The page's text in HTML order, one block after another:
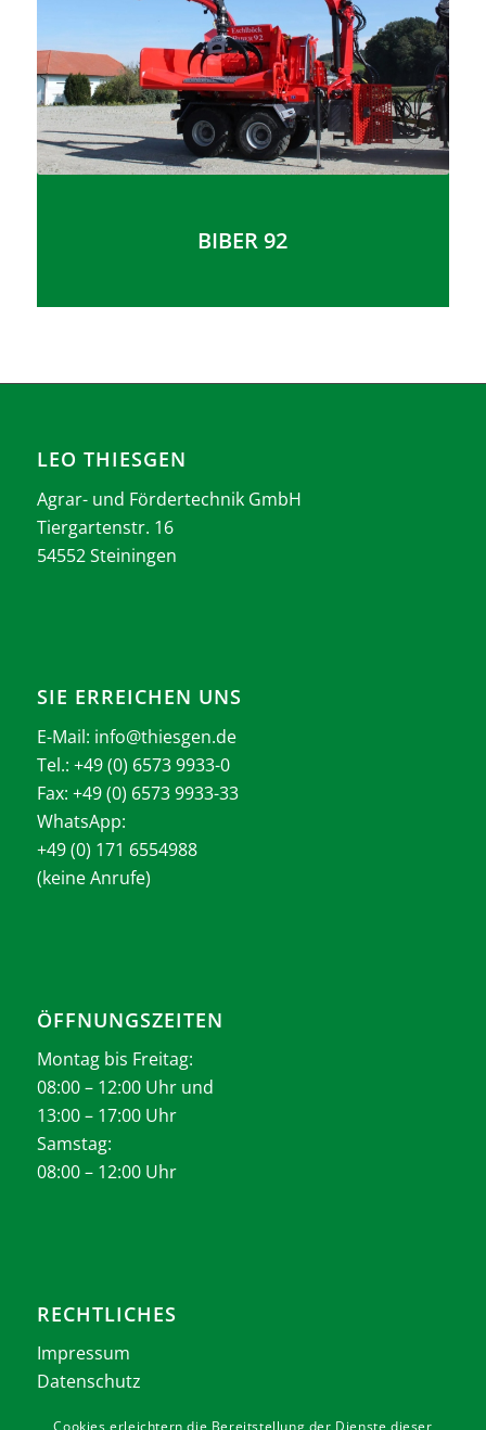
BIBER 92
LEO THIESGEN
Agrar- und Fördertechnik GmbH
Tiergartenstr. 16
54552 Steiningen
SIE ERREICHEN UNS
E-Mail: info@thiesgen.de
Tel.: +49 (0) 6573 9933-0
Fax: +49 (0) 6573 9933-33
WhatsApp:
+49 (0) 171 6554988
(keine Anrufe)
ÖFFNUNGSZEITEN
Montag bis Freitag:
08:00 – 12:00 Uhr und
13:00 – 17:00 Uhr
Samstag:
08:00 – 12:00 Uhr
RECHTLICHES
Impressum
Datenschutz
Cookies erleichtern die Bereitstellung der Dienste dieser